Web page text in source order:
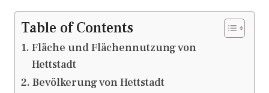
Table of Contents
Fläche und Flächennutzung von
Hettstadt
Bevölkerung von Hettstadt